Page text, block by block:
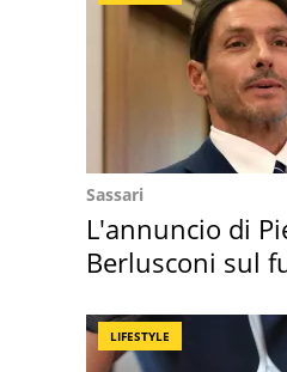
Sassari
L'annuncio di
Berlusconi sul
LIFESTYLE